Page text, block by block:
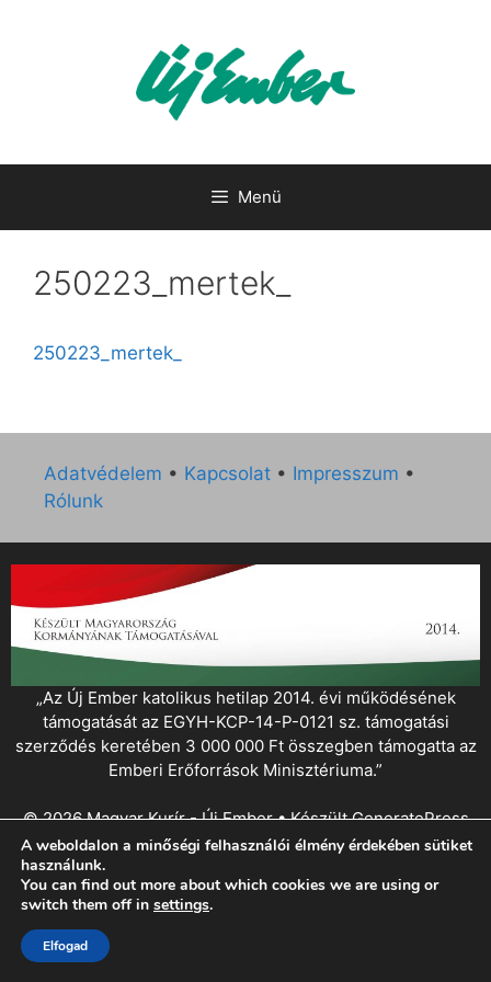
Menü
250223_mertek_
250223_mertek_
Adatvédelem • Kapcsolat • Impresszum •
Rólunk
„Az Új Ember katolikus hetilap 2014. évi működésének
támogatását az EGYH-KCP-14-P-0121 sz. támogatási
szerződés keretében 3 000 000 Ft összegben támogatta az
Emberi Erőforrások Minisztériuma.”
© 2026 Magyar Kurír - Új Ember• KészültGeneratePress
A weboldalon a minőségi felhasználói élmény érdekében sütiket
használunk.
You can find out more about which cookies we are using or
switch them off in settings.
Elfogad